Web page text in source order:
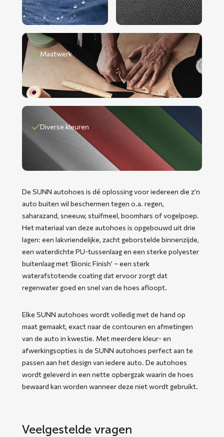
Maatwerk
Diverse kleuren
De SUNN autohoes is dé oplossing voor iedereen die z’n
auto buiten wil beschermen tegen o.a. regen,
saharazand, sneeuw, stuifmeel, boomhars of vogelpoep.
Het materiaal van deze autohoes is opgebouwd uit drie
lagen: een lakvriendelijke, zacht geborstelde binnenzijde,
een waterdichte PU-tussenlaag en een sterke polyester
buitenlaag met ‘Bionic Finish’ – een sterk
waterafstotende coating dat ervoor zorgt dat
regenwater goed en snel van de hoes afloopt.
Elke SUNN autohoes wordt volledig met de hand op
maat gemaakt, exact naar de contouren en afmetingen
van de auto in kwestie. Met meerdere kleur- en
afwerkingsopties is de SUNN autohoes perfect aan te
passen aan het design van iedere auto. De autohoes
wordt geleverd in een nette opbergzak waarin de hoes
bewaard kan worden wanneer deze niet wordt gebruikt.
Veelgestelde vragen